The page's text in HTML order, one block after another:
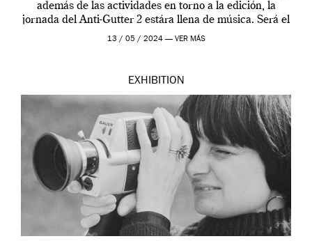
además de las actividades en torno a la edición, la
jornada del Anti-Gutter 2 estára llena de música. Será el
[…]
13 / 05 / 2024 — VER MÁS
EXHIBITION